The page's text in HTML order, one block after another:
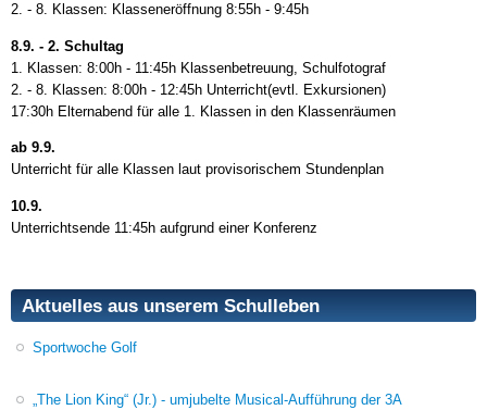
2. - 8. Klassen: Klasseneröffnung 8:55h - 9:45h
8.9. - 2. Schultag
1. Klassen: 8:00h - 11:45h Klassenbetreuung, Schulfotograf
2. - 8. Klassen: 8:00h - 12:45h Unterricht(evtl. Exkursionen)
17:30h Elternabend für alle 1. Klassen in den Klassenräumen
ab 9.9.
Unterricht für alle Klassen laut provisorischem Stundenplan
10.9.
Unterrichtsende 11:45h aufgrund einer Konferenz
Aktuelles aus unserem Schulleben
Sportwoche Golf
„The Lion King“ (Jr.) - umjubelte Musical-Aufführung der 3A